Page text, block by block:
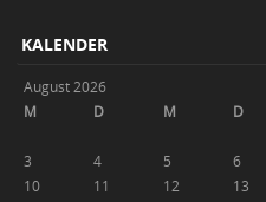
KALENDER
August 2026
M
D M D
3
4 5 6
10
11 12 13